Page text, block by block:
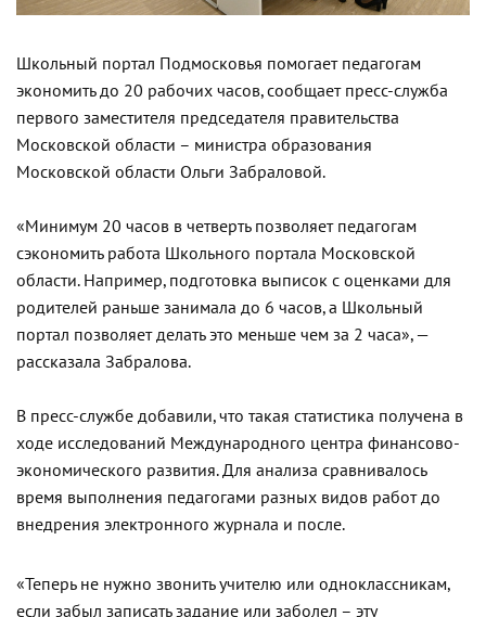
Школьный портал Подмосковья помогает педагогам
экономить до 20 рабочих часов, сообщает пресс-служба
первого заместителя председателя правительства
Московской области – министра образования
Московской области Ольги Забраловой.
«Минимум 20 часов в четверть позволяет педагогам
сэкономить работа Школьного портала Московской
области. Например, подготовка выписок с оценками для
родителей раньше занимала до 6 часов, а Школьный
портал позволяет делать это меньше чем за 2 часа», —
рассказала Забралова.
В пресс-службе добавили, что такая статистика получена в
ходе исследований Международного центра финансово-
экономического развития. Для анализа сравнивалось
время выполнения педагогами разных видов работ до
внедрения электронного журнала и после.
«Теперь не нужно звонить учителю или одноклассникам,
если забыл записать задание или заболел – эту